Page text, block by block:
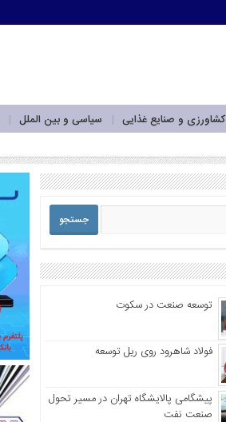
کشاورزی و صنایع غذایی سیاسی و بین الملل
توسعه صنعت در سکوت
فولاد شاهرود روی ریل توسعه
پیشگامی پالایشگاه تهران در مسیر تحول
صنعت نفت